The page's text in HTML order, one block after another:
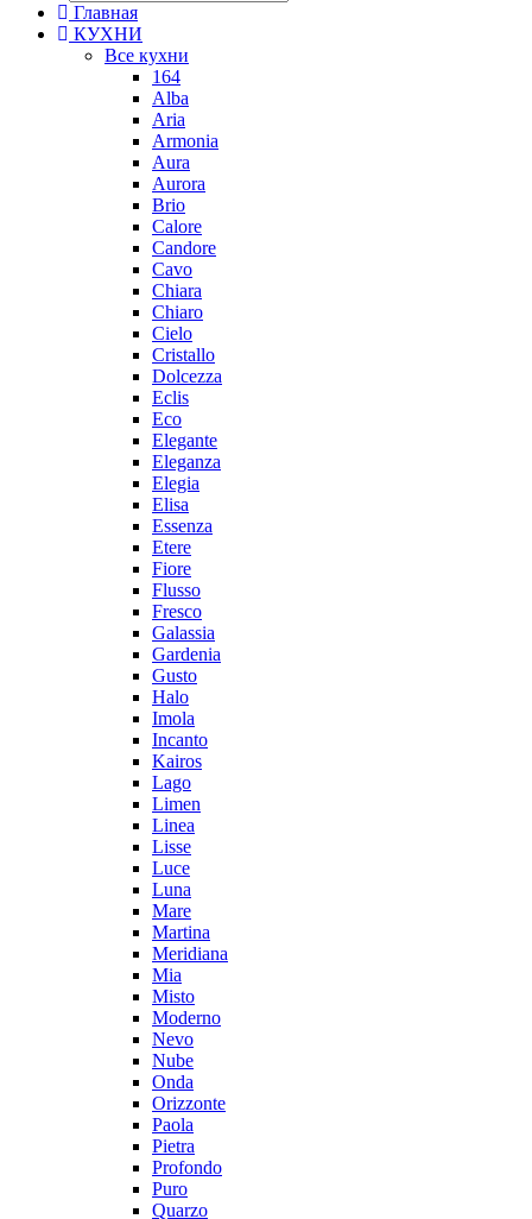
Главная
КУХНИ
Все кухни
164
Alba
Aria
Armonia
Aura
Aurora
Brio
Calore
Candore
Cavo
Chiara
Chiaro
Cielo
Cristallo
Dolcezza
Eclis
Eco
Elegante
Eleganza
Elegia
Elisa
Essenza
Etere
Fiore
Flusso
Fresco
Galassia
Gardenia
Gusto
Halo
Imola
Incanto
Kairos
Lago
Limen
Linea
Lisse
Luce
Luna
Mare
Martina
Meridiana
Mia
Misto
Moderno
Nevo
Nube
Onda
Orizzonte
Paola
Pietra
Profondo
Puro
Quarzo